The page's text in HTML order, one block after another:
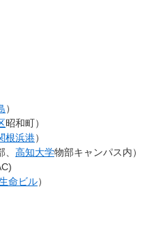
）
昭和町）
根浜港）
、 高知大学物部キャンパス内）
命ビル）